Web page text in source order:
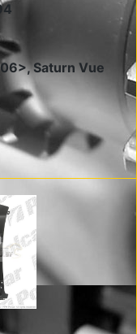
Saturn Vue